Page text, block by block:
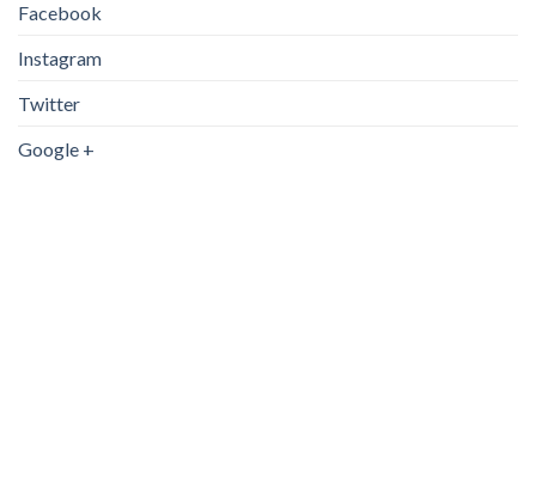
Facebook
Instagram
Twitter
Google +